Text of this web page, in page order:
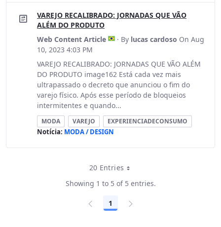
VAREJO RECALIBRADO: JORNADAS QUE VÃO
ALÉM DO PRODUTO
Web Content Article
· By lucas cardoso On Aug
10, 2023 4:03 PM
VAREJO RECALIBRADO: JORNADAS QUE VÃO ALÉM
DO PRODUTO image162 Está cada vez mais
ultrapassado o decreto que anunciou o fim do
varejo físico. Após esse período de bloqueios
intermitentes e quando...
MODA VAREJO EXPERIENCIADECONSUMO
Notícia: MODA / DESIGN
20 EntriesPer Page
Showing 1 to 5 of 5 entries.
Page
1